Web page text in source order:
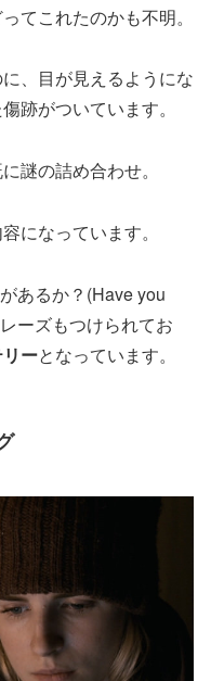
てこれたのかも不明。
、目が見えるようにな
跡がついています。
謎の詰め合わせ。
になっています。
あるか？(Have you
ーズもつけられてお
ーとなっています。